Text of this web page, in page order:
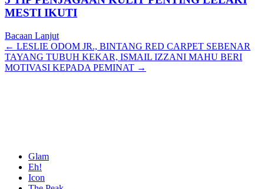
MESTI IKUTI
Bacaan Lanjut
Posts
navigation
← LESLIE ODOM JR., BINTANG RED CARPET SEBENAR
TAYANG TUBUH KEKAR, ISMAIL IZZANI MAHU BERI
MOTIVASI KEPADA PEMINAT →
Glam
Eh!
Icon